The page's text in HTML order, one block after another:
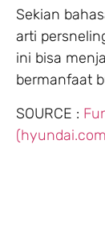
Sekian
arti
ini bisa
bermanfaat
SOURCE :